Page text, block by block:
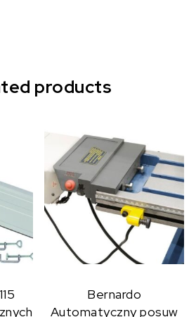
products
Bernardo
Automatyczny posuw